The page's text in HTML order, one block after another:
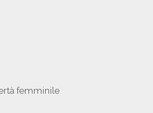
femminile